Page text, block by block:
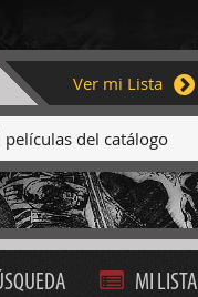
Ver mi Lista
películas del catálogo
MI LISTA